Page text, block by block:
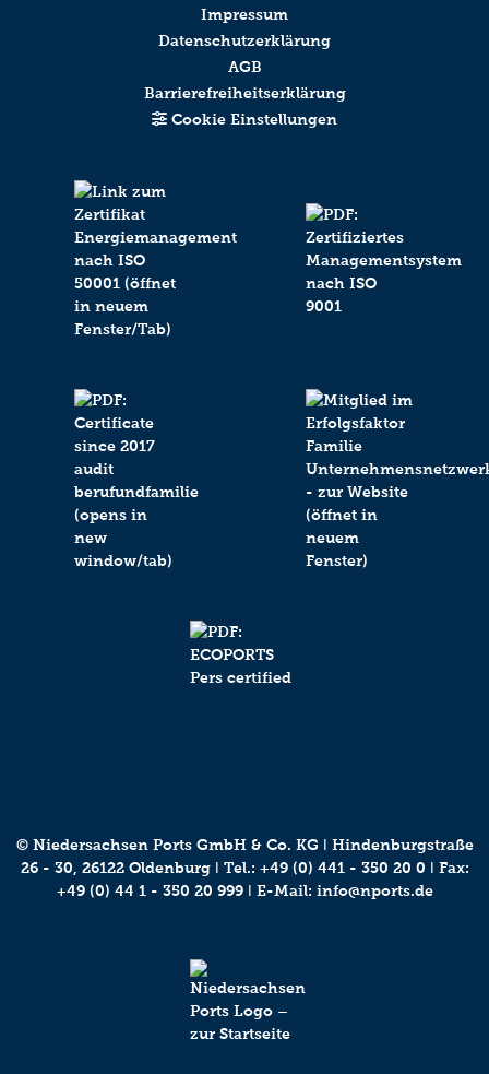
Hier klicken
Friendly
Impressum
Datenschutzerklärung
AGB
Barrierefreiheitserklärung
Cookie Einstellungen
© Niedersachsen Ports GmbH & Co. KG ǀ Hindenburgstraße
26 - 30, 26122 Oldenburg ǀ Tel.: +49 (0) 441 - 350 20 0 ǀ Fax:
+49 (0) 44 1 - 350 20 999 ǀ E-Mail: info@nports.de